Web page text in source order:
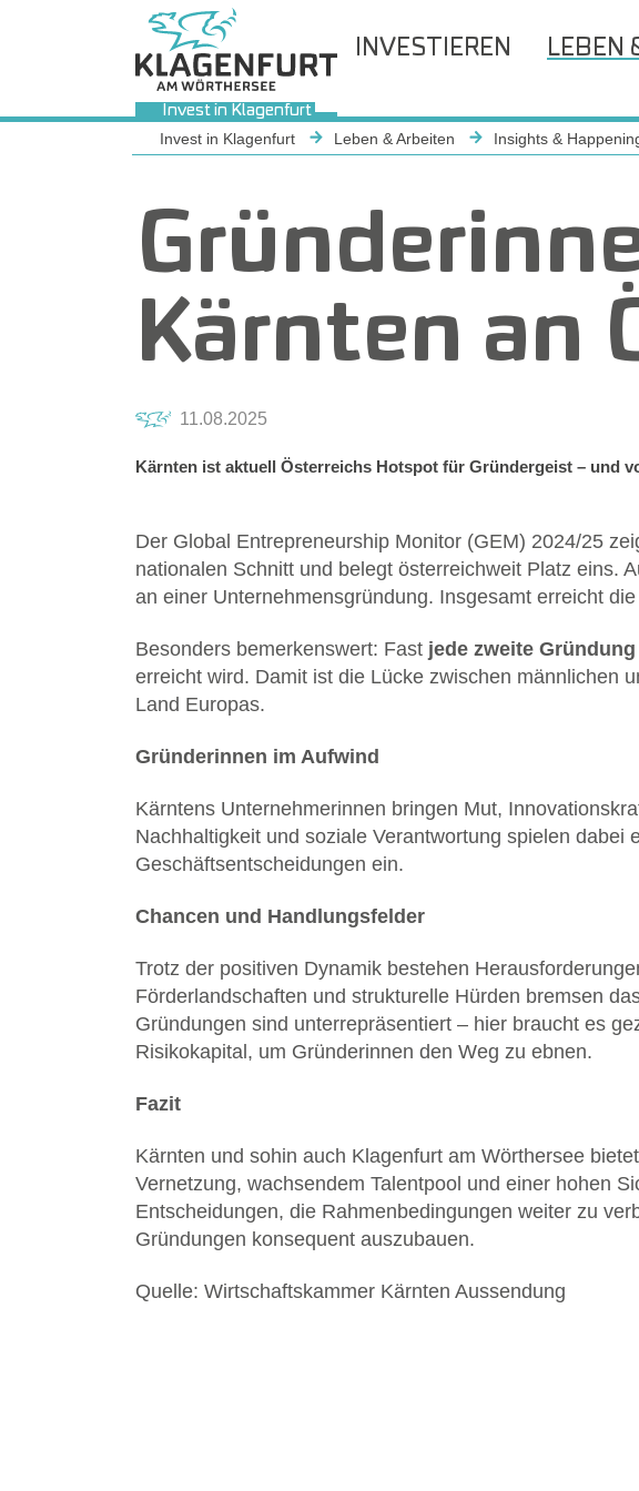
Invest in Klagenfurt
INVESTIEREN LEBEN
Invest in Klagenfurt Leben & Arbeiten Insights &
Kärnten an
11.08.2025
Kärnten ist aktuell Österreichs Hotspot für Gründergeist – und
Der Global Entrepreneurship Monitor (GEM) 2024/25
nationalen Schnitt und belegt österreichweit Platz eins.
an einer Unternehmensgründung. Insgesamt erreicht
Besonders bemerkenswert: Fast jede zweite
erreicht wird. Damit ist die Lücke zwischen männlichen
Land Europas.
Gründerinnen im Aufwind
Kärntens Unternehmerinnen bringen Mut,
Nachhaltigkeit und soziale Verantwortung spielen dabei
Geschäftsentscheidungen ein.
Chancen und Handlungsfelder
Trotz der positiven Dynamik bestehen
Förderlandschaften und strukturelle Hürden bremsen
Gründungen sind unterrepräsentiert – hier braucht es
Risikokapital, um Gründerinnen den Weg zu ebnen.
Fazit
Kärnten und sohin auch Klagenfurt am Wörthersee
Vernetzung, wachsendem Talentpool und einer hohen
Entscheidungen, die Rahmenbedingungen weiter zu
Gründungen konsequent auszubauen.
Quelle: Wirtschaftskammer Kärnten Aussendung